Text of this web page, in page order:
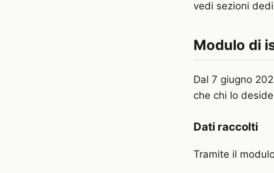
vedi sezioni
Modulo di
Dal 7 giugno
che chi lo
Dati raccolti
Tramite il